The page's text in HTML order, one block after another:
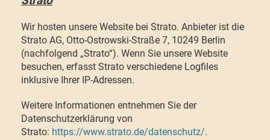
Wir hosten unsere Website bei Strato. Anbieter ist die
Strato AG, Otto-Ostrowski-Straße 7, 10249 Berlin
(nachfolgend „Strato“). Wenn Sie unsere Website
besuchen, erfasst Strato verschiedene Logfiles
inklusive Ihrer IP-Adressen.
Weitere Informationen entnehmen Sie der
Datenschutzerklärung von
Strato: https://www.strato.de/datenschutz/.